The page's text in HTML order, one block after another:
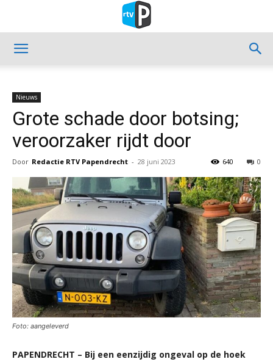
Nieuws
Grote schade door botsing;
veroorzaker rijdt door
Door Redactie RTV Papendrecht - 28 juni 2023 0
640
Foto: aangeleverd
PAPENDRECHT – Bij een eenzijdig ongeval op de hoek